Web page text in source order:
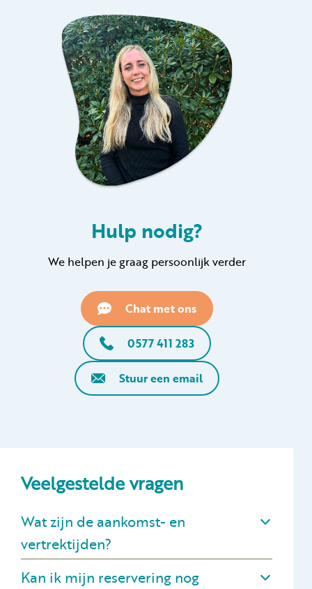
Hulp nodig?
We helpen je graag persoonlijk verder
Chat met ons
0577 411 283
Stuur een email
Veelgestelde vragen
Wat zijn de aankomst- en
vertrektijden?
Kan ik mijn reservering nog